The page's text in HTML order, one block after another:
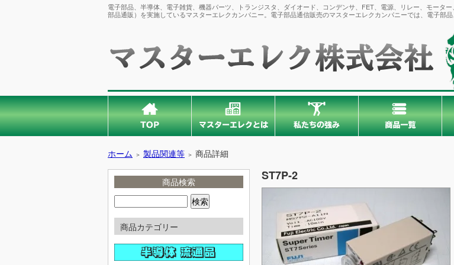
電子部品、半導体、電子雑貨、機器パーツ、トランジスタ、ダイオード、コンデンサ、FET、電源、リレー、モータ
部品通販）を実施しているマスターエレクカンパニー。電子部品通信販売のマスターエレクカンパニーでは、電子部
ホーム ＞ 製品関連等 ＞ 商品詳細
商品検索
商品カテゴリー
ST7P-2